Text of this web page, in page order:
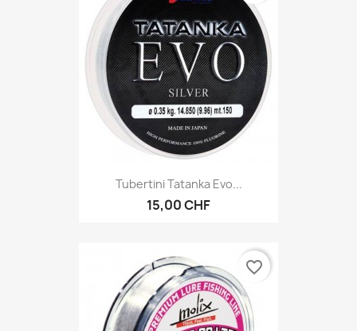
Tubertini Tatanka Evo...
15,00 CHF
favorite_border